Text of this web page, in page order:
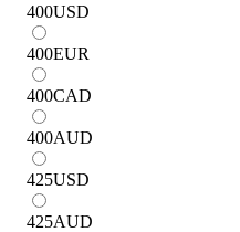
400USD
400EUR
400CAD
400AUD
425USD
425AUD